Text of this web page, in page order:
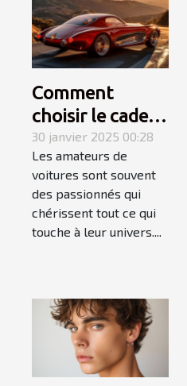
Comment
choisir le cadeau
automobile
parfait pour les
passionnés de
voitures
30 janvier 2025 00:28
Les amateurs de
voitures sont souvent
des passionnés qui
chérissent tout ce qui
touche à leur univers....